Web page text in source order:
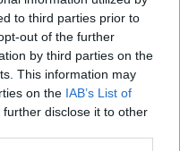
to third parties prior to
out of the further
by third parties on the
This information may
on the IAB’s List of
further disclose it to other
17.11.23 15:46:01